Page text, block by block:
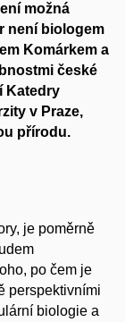
možná
není biologem
Komárkem a
české
Katedry
v Praze,
přírodu.
je poměrně
po čem je
perspektivními
biologie a